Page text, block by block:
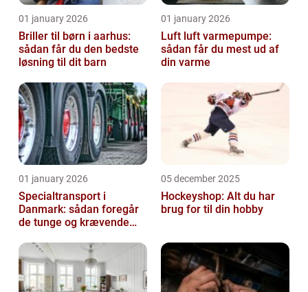
01 january 2026
Briller til børn i aarhus:
sådan får du den bedste
løsning til dit barn
01 january 2026
Luft luft varmepumpe:
sådan får du mest ud af
din varme
01 january 2026
Specialtransport i
Danmark: sådan foregår
de tunge og krævende
05 december 2025
Hockeyshop: Alt du har
brug for til din hobby